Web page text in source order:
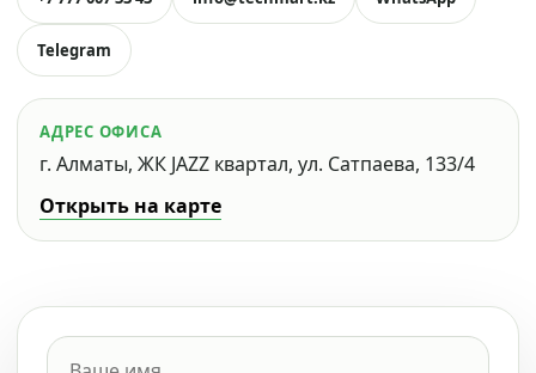
Telegram
АДРЕС ОФИСА
г. Алматы, ЖК JAZZ квартал, ул. Сатпаева, 133/4
Открыть на карте